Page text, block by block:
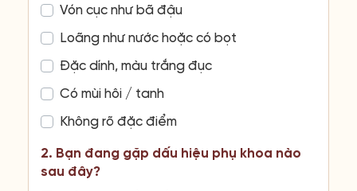
Vón cục như bã đậu
Loãng như nước hoặc có bọt
Đặc dính, màu trắng đục
Có mùi hôi / tanh
Không rõ đặc điểm
2. Bạn đang gặp dấu hiệu phụ khoa nào
sau đây?